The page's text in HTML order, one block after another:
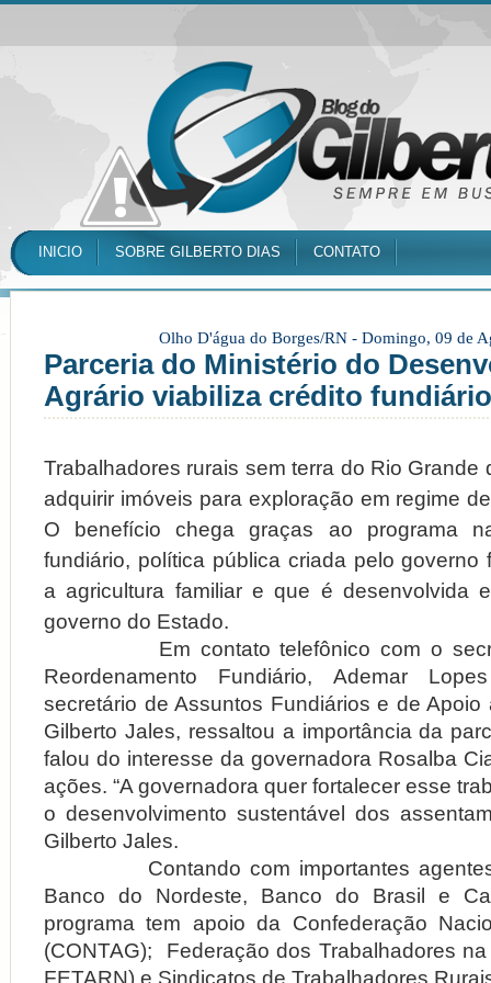
INICIO SOBRE GILBERTO DIAS CONTATO
Olho D'água do Borges/RN - Domingo, 09 de
Parceria do Ministério do
Agrário viabiliza crédito
Trabalhadores rurais sem terra do Rio Grande
adquirir imóveis para exploração em regime
O benefício chega graças ao programa
fundiário, política pública criada pelo governo
a agricultura familiar e que é desenvolvida
governo do Estado.
Em contato telefônico com o
Reordenamento Fundiário, Ademar
secretário de Assuntos Fundiários e de Apoio
Gilberto Jales, ressaltou a importância da
falou do interesse da governadora Rosalba
ações. “A governadora quer fortalecer esse
o desenvolvimento sustentável dos
Gilberto Jales.
Contando com importantes agentes
Banco do Nordeste, Banco do Brasil e
programa tem apoio da Confederação
(CONTAG); Federação dos Trabalhadores
FETARN) e Sindicatos de Trabalhadores